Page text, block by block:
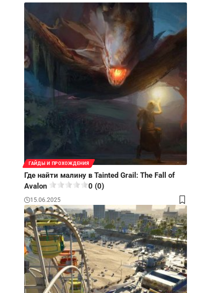
ГАЙДЫ И ПРОХОЖДЕНИЯ
Где найти малину в Tainted Grail: The Fall of
Avalon
0 (0)
15.06.2025